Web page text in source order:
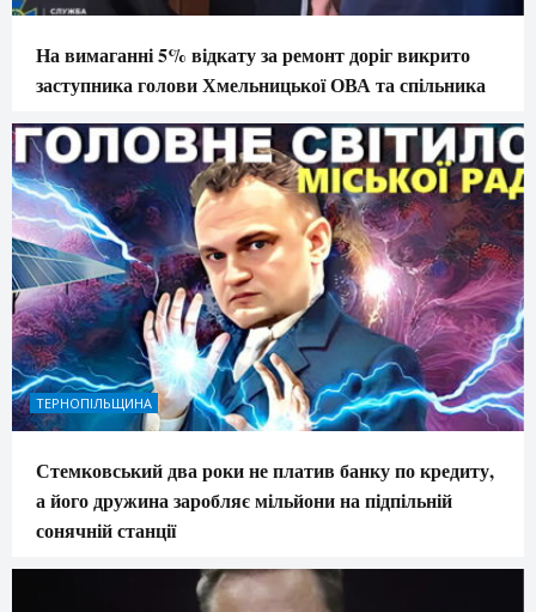
На вимаганні 5% відкату за ремонт доріг викрито
заступника голови Хмельницької ОВА та спільника
ТЕРНОПІЛЬЩИНА
Стемковський два роки не платив банку по кредиту,
а його дружина заробляє мільйони на підпільній
сонячній станції